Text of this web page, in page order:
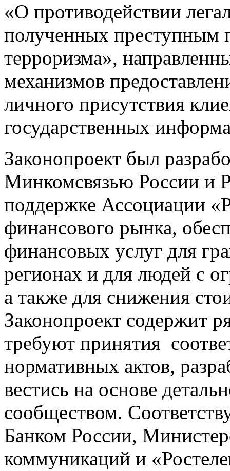
«О противодействии
полученных преступным
терроризма»,
механизмов
личного присутствия
государственных
Законопроект был
Минкомсвязью России и
поддержке Ассоциации
финансового рынка,
финансовых услуг для
регионах и для людей с
а также для снижения
Законопроект содержит
требуют принятия
нормативных актов,
вестись на основе
сообществом.
Банком России,
коммуникаций и